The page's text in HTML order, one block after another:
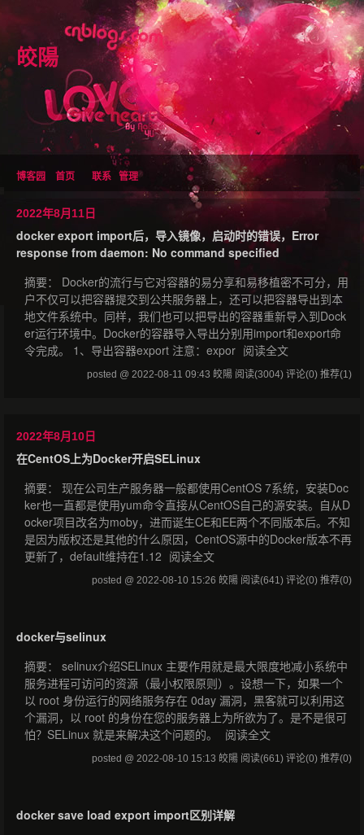
皎陽
博客园 首页 联系 管理
2022年8月11日
docker export import后，导入镜像，启动时的错误，Error
response from daemon: No command specified
摘要： Docker的流行与它对容器的易分享和易移植密不可分，用
户不仅可以把容器提交到公共服务器上，还可以把容器导出到本
地文件系统中。同样，我们也可以把导出的容器重新导入到Dock
er运行环境中。Docker的容器导入导出分别用import和export命
令完成。 1、导出容器export 注意：expor 阅读全文
posted @ 2022-08-11 09:43 皎陽 阅读(3004) 评论(0) 推荐(1)
2022年8月10日
在CentOS上为Docker开启SELinux
摘要： 现在公司生产服务器一般都使用CentOS 7系统，安装Doc
ker也一直都是使用yum命令直接从CentOS自己的源安装。自从D
ocker项目改名为moby，进而诞生CE和EE两个不同版本后。不知
是因为版权还是其他的什么原因，CentOS源中的Docker版本不再
更新了，default维持在1.12 阅读全文
posted @ 2022-08-10 15:26 皎陽 阅读(641) 评论(0) 推荐(0)
docker与selinux
摘要： selinux介绍SELinux 主要作用就是最大限度地减小系统中
服务进程可访问的资源（最小权限原则）。设想一下，如果一个
以 root 身份运行的网络服务存在 0day 漏洞，黑客就可以利用这
个漏洞，以 root 的身份在您的服务器上为所欲为了。是不是很可
怕？SELinux 就是来解决这个问题的。
阅读全文
posted @ 2022-08-10 15:13 皎陽 阅读(661) 评论(0) 推荐(0)
docker save load export import区别详解